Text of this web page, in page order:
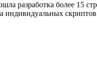
разработка более 15
индивидуальных